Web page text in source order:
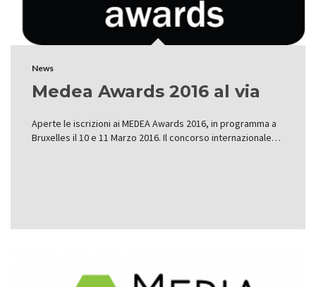
News
Medea Awards 2016 al via
Aperte le iscrizioni ai MEDEA Awards 2016, in programma a
Bruxelles il 10 e 11 Marzo 2016. Il concorso internazionale…